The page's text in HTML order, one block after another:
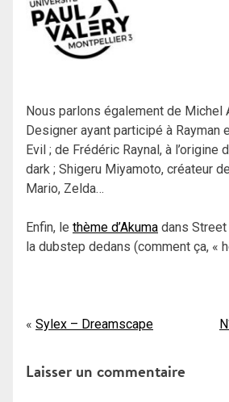
Nous parlons également de Michel
Designer ayant participé à Rayman
Evil ; de Frédéric Raynal, à l’origine
dark ; Shigeru Miyamoto, créateur
Mario, Zelda…
Enfin, le thème d’Akuma dans Street
la dubstep dedans (comment ça, «
Navigation
Sylex – Dreamscape
Laisser un commentaire